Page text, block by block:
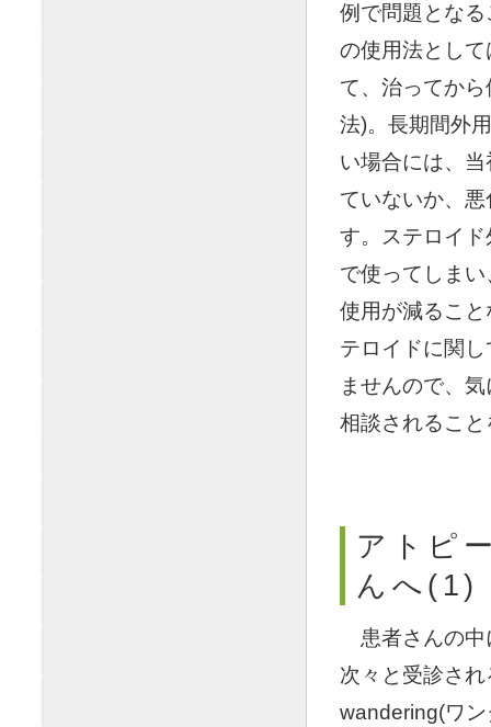
例で問題とな
の使用法とし
て、治ってか
法)。長期間外
い場合には、
ていないか、
す。ステロイ
で使ってしま
使用が減るこ
テロイドに関
ませんので、
相談されるこ
アトピ
んへ(1)
患者さんの
次々と受診さ
wandering(ワ